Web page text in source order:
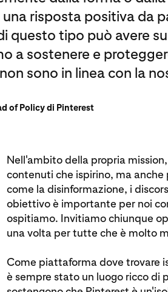
una risposta positiva da
questo tipo può avere
a sostenere e
sono in linea con la
of Policy di Pinterest
Nell'ambito della propria
contenuti che ispirino, ma
come la disinformazione, i
obiettivo è importante per noi
ospitiamo. Invitiamo chiunque
una volta per tutte che è molto
Come piattaforma dove trovare
è sempre stato un luogo ricco di